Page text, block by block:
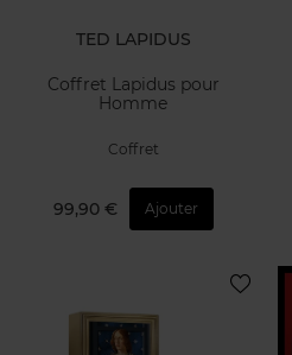
TED LAPIDUS
Coffret Lapidus pour
Homme
Coffret
99,90 € Ajouter